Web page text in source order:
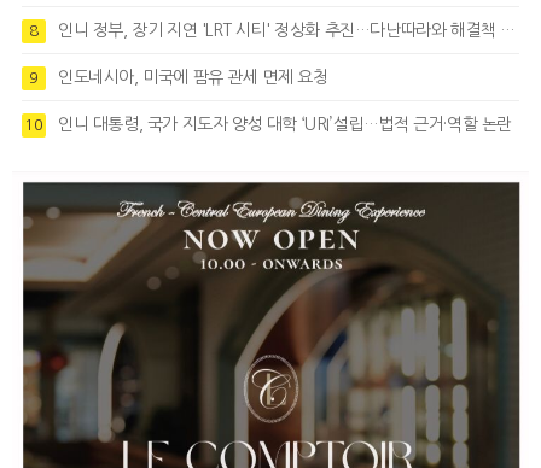
8 인니 정부, 장기 지연 'LRT 시티' 정상화 추진…다난따라와 해결책 모색
9 인도네시아, 미국에 팜유 관세 면제 요청
10 인니 대통령, 국가 지도자 양성 대학 ‘URI’설립…법적 근거·역할 논란